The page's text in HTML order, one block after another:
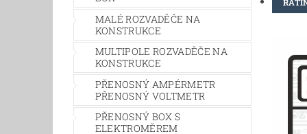
MALÉ ROZVADĚČE NA
KONSTRUKCE
MULTIPOLE ROZVADĚČE NA
KONSTRUKCE
PŘENOSNÝ AMPÉRMETR
PŘENOSNÝ VOLTMETR
PŘENOSNÝ BOX S
ELEKTROMĚREM